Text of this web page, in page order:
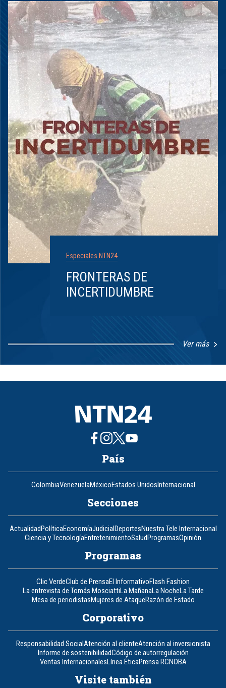
Especiales NTN24
FRONTERAS DE
INCERTIDUMBRE
Ver más
1
8
País
ColombiaVenezuelaMéxicoEstados UnidosInternacional
Secciones
ActualidadPolíticaEconomíaJudicialDeportesNuestra Tele Internacional
Ciencia y TecnologíaEntretenimientoSaludProgramasOpinión
Programas
Clic VerdeClub de PrensaEl InformativoFlash Fashion
La entrevista de Tomás MosciattiLa MañanaLa NocheLa Tarde
Mesa de periodistasMujeres de AtaqueRazón de Estado
Corporativo
Responsabilidad SocialAtención al clienteAtención al inversionista
Informe de sostenibilidadCódigo de autorregulación
Ventas InternacionalesLínea ÉticaPrensa RCNOBA
Visite también